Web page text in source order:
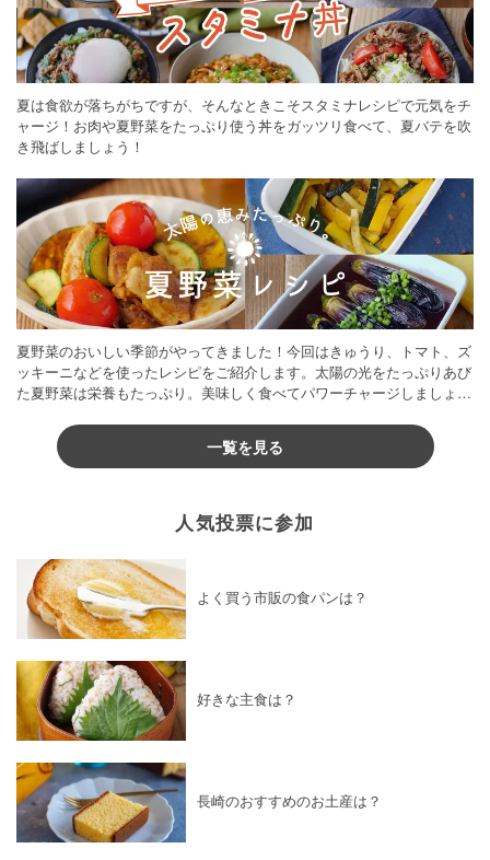
夏は食欲が落ちがちですが、そんなときこそスタミナレシピで元気をチ
ャージ！お肉や夏野菜をたっぷり使う丼をガッツリ食べて、夏バテを吹
き飛ばしましょう！
夏野菜のおいしい季節がやってきました！今回はきゅうり、トマト、ズ
ッキーニなどを使ったレシピをご紹介します。太陽の光をたっぷりあび
た夏野菜は栄養もたっぷり。美味しく食べてパワーチャージしましょう
一覧を見る
人気投票に参加
よく買う市販の食パンは？
好きな主食は？
長崎のおすすめのお土産は？